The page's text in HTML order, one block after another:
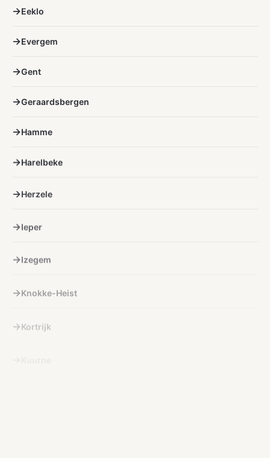
Eeklo
Evergem
Gent
Geraardsbergen
Hamme
Harelbeke
Herzele
Ieper